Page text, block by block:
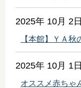
2025年 10月 2日
【本館】ＹＡ
2025年 10月 1日
オススメ赤ちゃ